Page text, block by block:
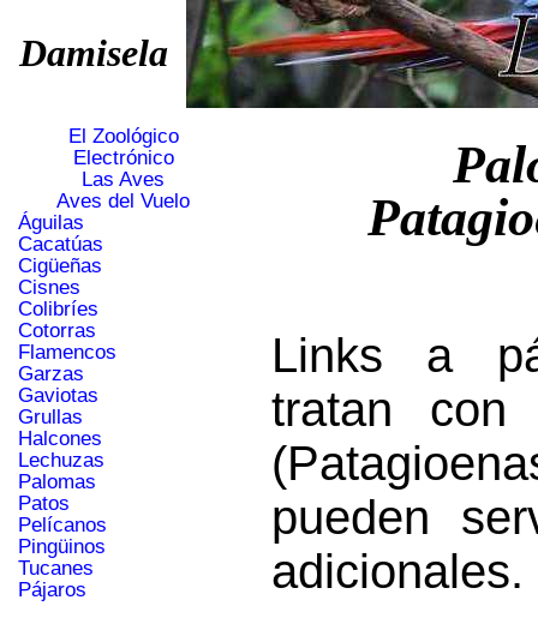
Damisela
El Zoológico
Electrónico
Las Aves
Aves del Vuelo
Águilas
Cacatúas
Cigüeñas
Cisnes
Colibríes
Cotorras
Flamencos
Garzas
Gaviotas
Grullas
Halcones
Lechuzas
Palomas
Patos
Pelícanos
Pingüinos
Tucanes
Pájaros
Links a
tratan con
pueden
adicionales.